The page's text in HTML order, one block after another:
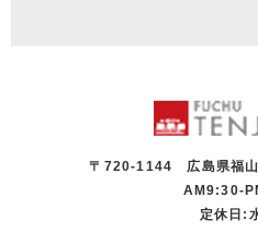
〒720-1144 広島県福山
AM9:30-
定休日: